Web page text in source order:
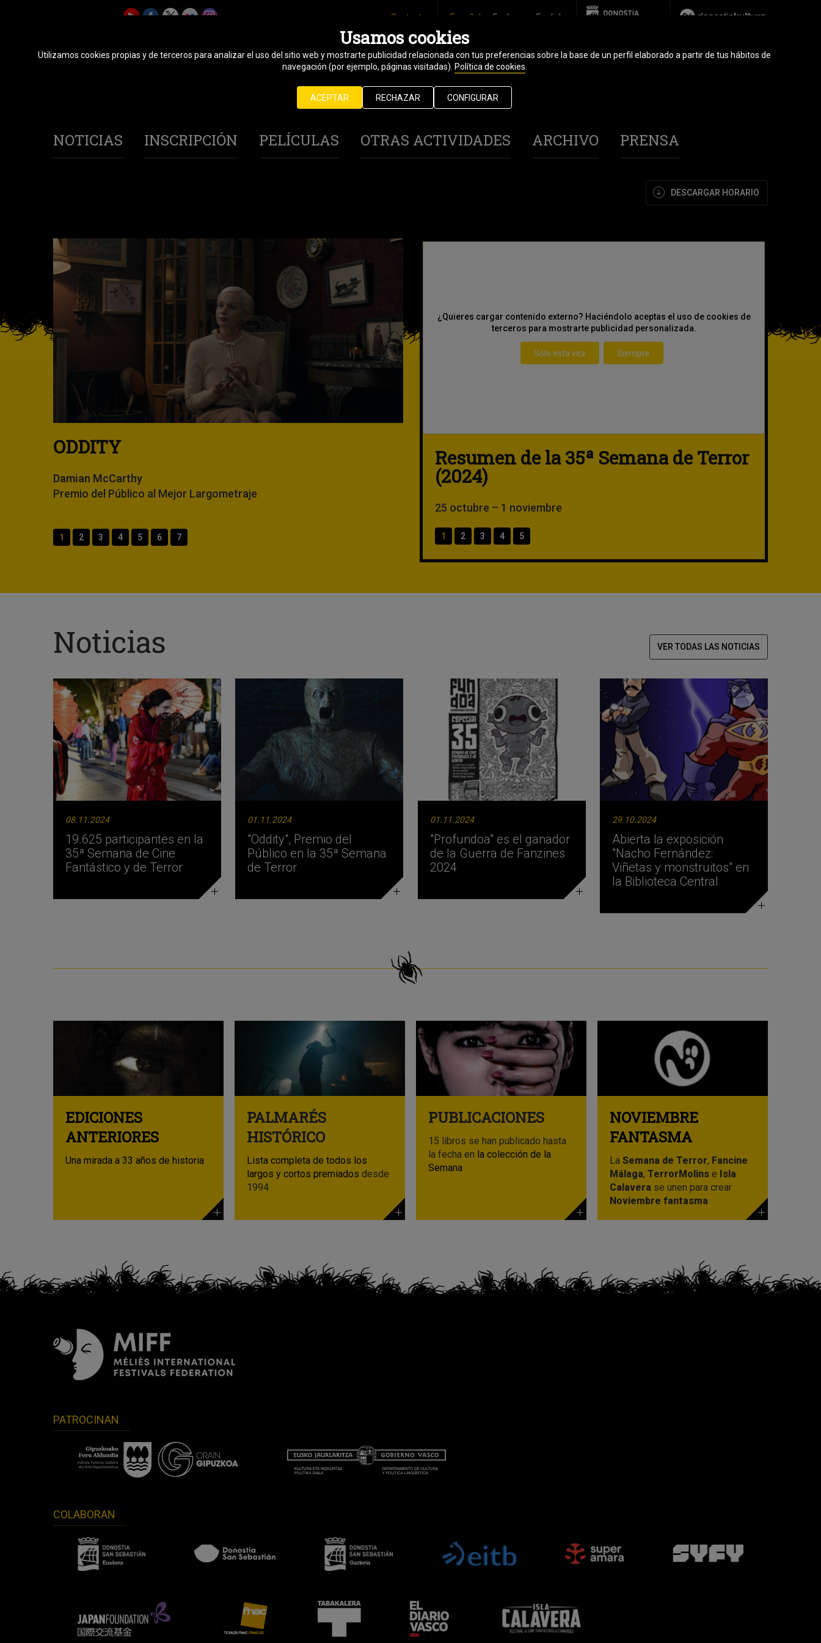
Español Euskara English
Contacto
25 octubre
1 noviembre
2024
NOTICIAS INSCRIPCIÓN PELÍCULAS OTRAS ACTIVIDADES ARCHIVO PRENSA
DESCARGAR HORARIO
ODDITY
Damian McCarthy
Premio del Público al Mejor Largometraje
WANDER TO WONDER
Premio del Público al Mejor Cortometraje
Premio del Jurado Joven al Mejor Cortometraje
1 2 3 4 5 6 7
¿Quieres cargar contenido externo? Haciéndolo aceptas el uso de cookies de
terceros para mostrarte publicidad personalizada.
La 35ª Semana de Terror en la
librería "8 y medio" de Madrid
¿Quieres cargar contenido externo? Haciéndolo aceptas el uso de cookies de
terceros para mostrarte publicidad personalizada.
Sólo esta vez Siempre
Resumen de la 35ª Semana de Terror
(2024)
25 octubre – 1 noviembre
1 2 3 4 5
Noticias VER TODAS LAS NOTICIAS
08.11.2024
19.625 participantes en la
35ª Semana de Cine
Fantástico y de Terror
01.11.2024
"Oddity", Premio del
Público en la 35ª Semana
de Terror
01.11.2024
"Profundoa" es el ganador
de la Guerra de Fanzines
2024
29.10.2024
Abierta la exposición
"Nacho Fernández:
Viñetas y monstruitos" en
la Biblioteca Central
EDICIONES
ANTERIORES
Una mirada a 33 años de historia
PALMARÉS
HISTÓRICO
Lista completa de todos los
largos y cortos premiados desde
1994
PUBLICACIONES
15 libros se han publicado hasta
la fecha en la colección de la
Semana
NOVIEMBRE
FANTASMA
La Semana de Terror, Fancine
Málaga, TerrorMolins e Isla
Calavera se unen para crear
Noviembre fantasma
PATROCINAN
COLABORAN
Usamos cookies
Utilizamos cookies propias y de terceros para analizar el uso del sitio web y mostrarte publicidad relacionada con tus preferencias sobre la base de un perfil elaborado a partir de tus hábitos de
navegación (por ejemplo, páginas visitadas). Política de cookies
CONFIGURAR
RECHAZAR
ACEPTAR